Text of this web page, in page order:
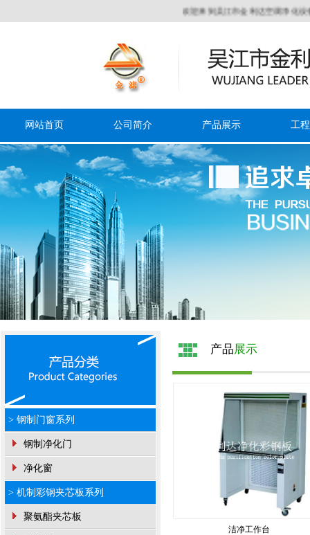
欢迎来到吴江市金利达空调净化设备有限
网站首页 公司简介 产品展示 工
> 钢制门窗系列
钢制净化门
净化窗
> 机制彩钢夹芯板系列
聚氨酯夹芯板
产品展示
洁净工作台